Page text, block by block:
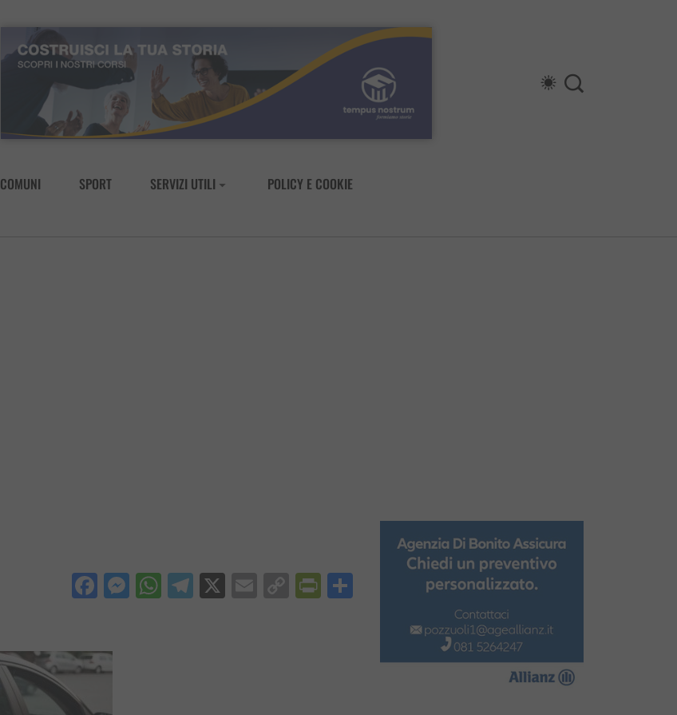
COMUNI SPORT SERVIZI UTILI
POLICY E COOKIE
Facebook
Messenger
WhatsApp
Telegram
X EmailCopyPrintFriendly
Condividi